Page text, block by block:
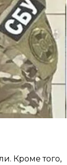
Кроме того,